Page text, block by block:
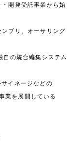
開発受託事業から始
ブリ、オーサリング
の統合編集システム
イネージなどの
業を展開している